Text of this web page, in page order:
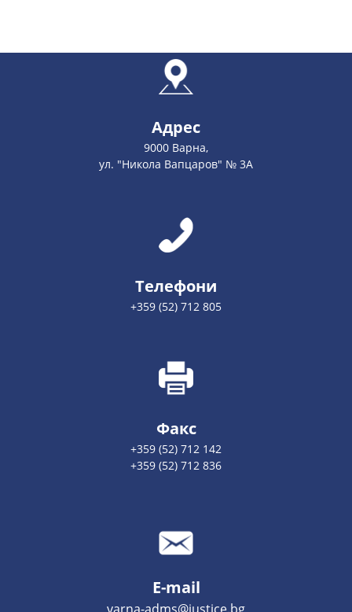
Адрес
9000 Варна,
ул. "Никола Вапцаров" № 3А
Телефони
+359 (52) 712 805
Факс
+359 (52) 712 142
+359 (52) 712 836
E-mail